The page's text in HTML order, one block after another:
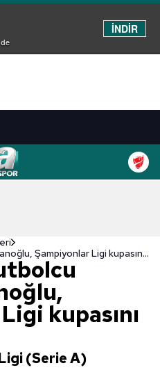
İNDİR
Interli milli futbolcu Hakan Çalhanoğlu, Şampiyonlar Ligi kupasını çok istiyor
kupasını
(Serie A)